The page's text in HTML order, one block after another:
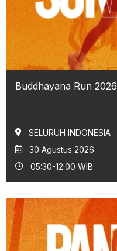
Buddhayana Run 2026
SELURUH INDONESIA
30 Agustus 2026
05:30-12:00 WIB